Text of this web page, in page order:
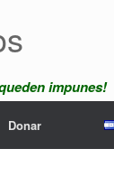
impunes!
Donar